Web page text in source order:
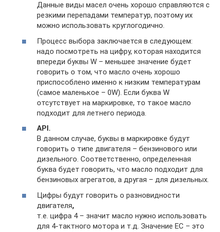
Данные виды масел очень хорошо справляются с
резкими перепадами температур, поэтому их
можно использовать круглогодично.
Процесс выбора заключается в следующем:
надо посмотреть на цифру, которая находится
впереди буквы W – меньшее значение будет
говорить о том, что масло очень хорошо
приспособлено именно к низким температурам
(самое маленькое – 0W). Если буква W
отсутствует на маркировке, то такое масло
подходит для летнего периода.
API.
В данном случае, буквы в маркировке будут
говорить о типе двигателя – бензинового или
дизельного. Соответственно, определенная
буква будет говорить, что масло подходит для
бензиновых агрегатов, а другая – для дизельных.
Цифры будут говорить о разновидности
двигателя,
т.е. цифра 4 – значит масло нужно использовать
для 4-тактного мотора и т.д. Значение EC – это